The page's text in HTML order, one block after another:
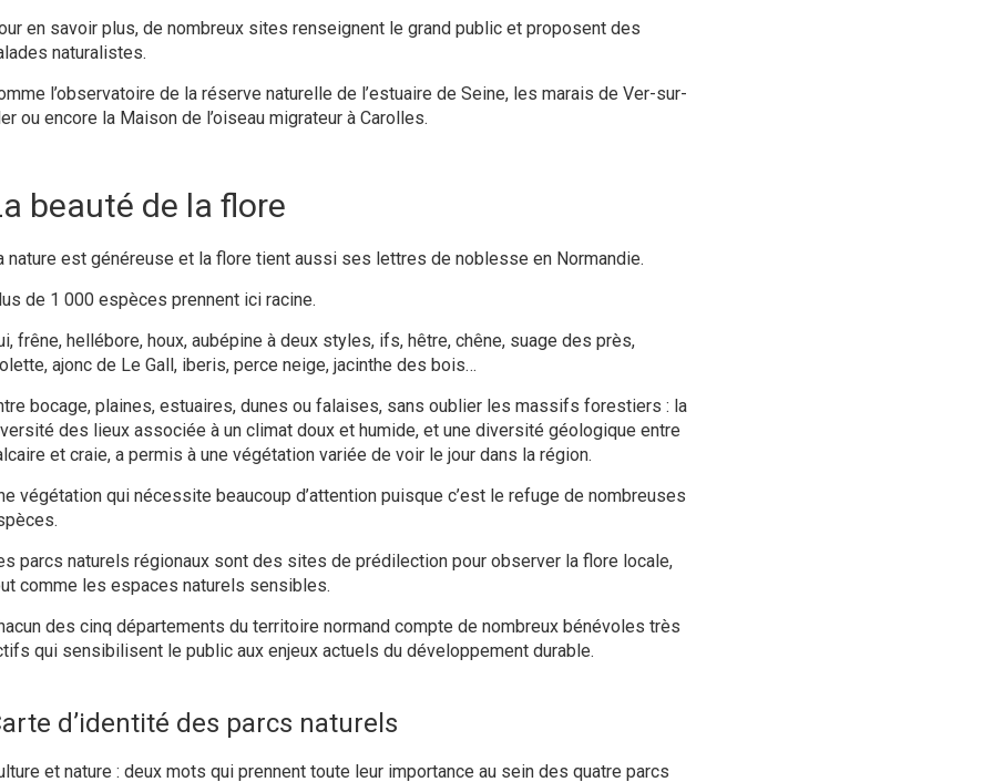
en savoir plus, de nombreux sites renseignent le grand public et proposent des
naturalistes.
l’observatoire de la réserve naturelle de l’estuaire de Seine, les marais de Ver-sur-
ou encore la Maison de l’oiseau migrateur à Carolles.
beauté de la flore
nature est généreuse et la flore tient aussi ses lettres de noblesse en Normandie.
de 1 000 espèces prennent ici racine.
frêne, hellébore, houx, aubépine à deux styles, ifs, hêtre, chêne, suage des près,
ajonc de Le Gall, iberis, perce neige, jacinthe des bois…
bocage, plaines, estuaires, dunes ou falaises, sans oublier les massifs forestiers : la
des lieux associée à un climat doux et humide, et une diversité géologique entre
et craie, a permis à une végétation variée de voir le jour dans la région.
végétation qui nécessite beaucoup d’attention puisque c’est le refuge de nombreuses
parcs naturels régionaux sont des sites de prédilection pour observer la flore locale,
comme les espaces naturels sensibles.
des cinq départements du territoire normand compte de nombreux bénévoles très
qui sensibilisent le public aux enjeux actuels du développement durable.
d’identité des parcs naturels
et nature : deux mots qui prennent toute leur importance au sein des quatre parcs